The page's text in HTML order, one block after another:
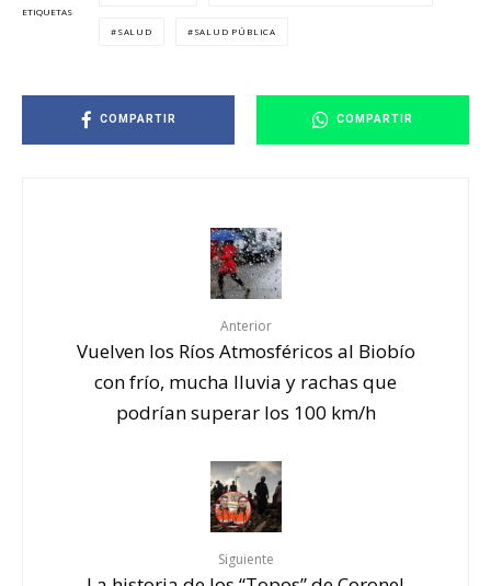
ETIQUETAS
SALUD SALUD PÚBLICA
COMPARTIR COMPARTIR
Anterior
Vuelven los Ríos Atmosféricos al Biobío
con frío, mucha lluvia y rachas que
podrían superar los 100 km/h
Siguiente